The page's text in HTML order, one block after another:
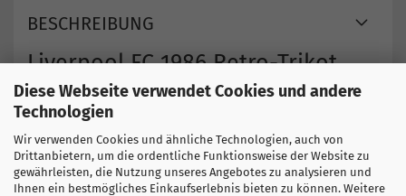
Diese Webseite verwendet Cookies und andere
Technologien
Wir verwenden Cookies und ähnliche Technologien, auch von
Drittanbietern, um die ordentliche Funktionsweise der Website zu
gewährleisten, die Nutzung unseres Angebotes zu analysieren und
Ihnen ein bestmögliches Einkaufserlebnis bieten zu können. Weitere
BESCHREIBUNG
Liverpool FC 1986 Retro-Trikot
Material:Polyester
Hier finden Sie weitere Produkte
England
Liverpool